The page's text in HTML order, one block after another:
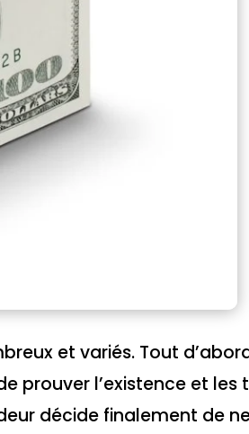
et variés. Tout
prouver l’existence et les
décide finalement de